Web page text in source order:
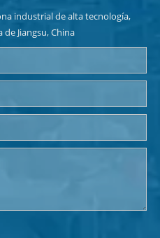
industrial de alta tecnología,
Jiangsu, China